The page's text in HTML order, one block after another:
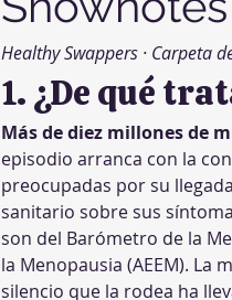
Healthy Swappers · Carpeta
1. ¿De qué
Más de diez millones de
episodio arranca con la
preocupadas por su
sanitario sobre sus
son del Barómetro de la
la Menopausia (AEEM).
silencio que la rodea ha